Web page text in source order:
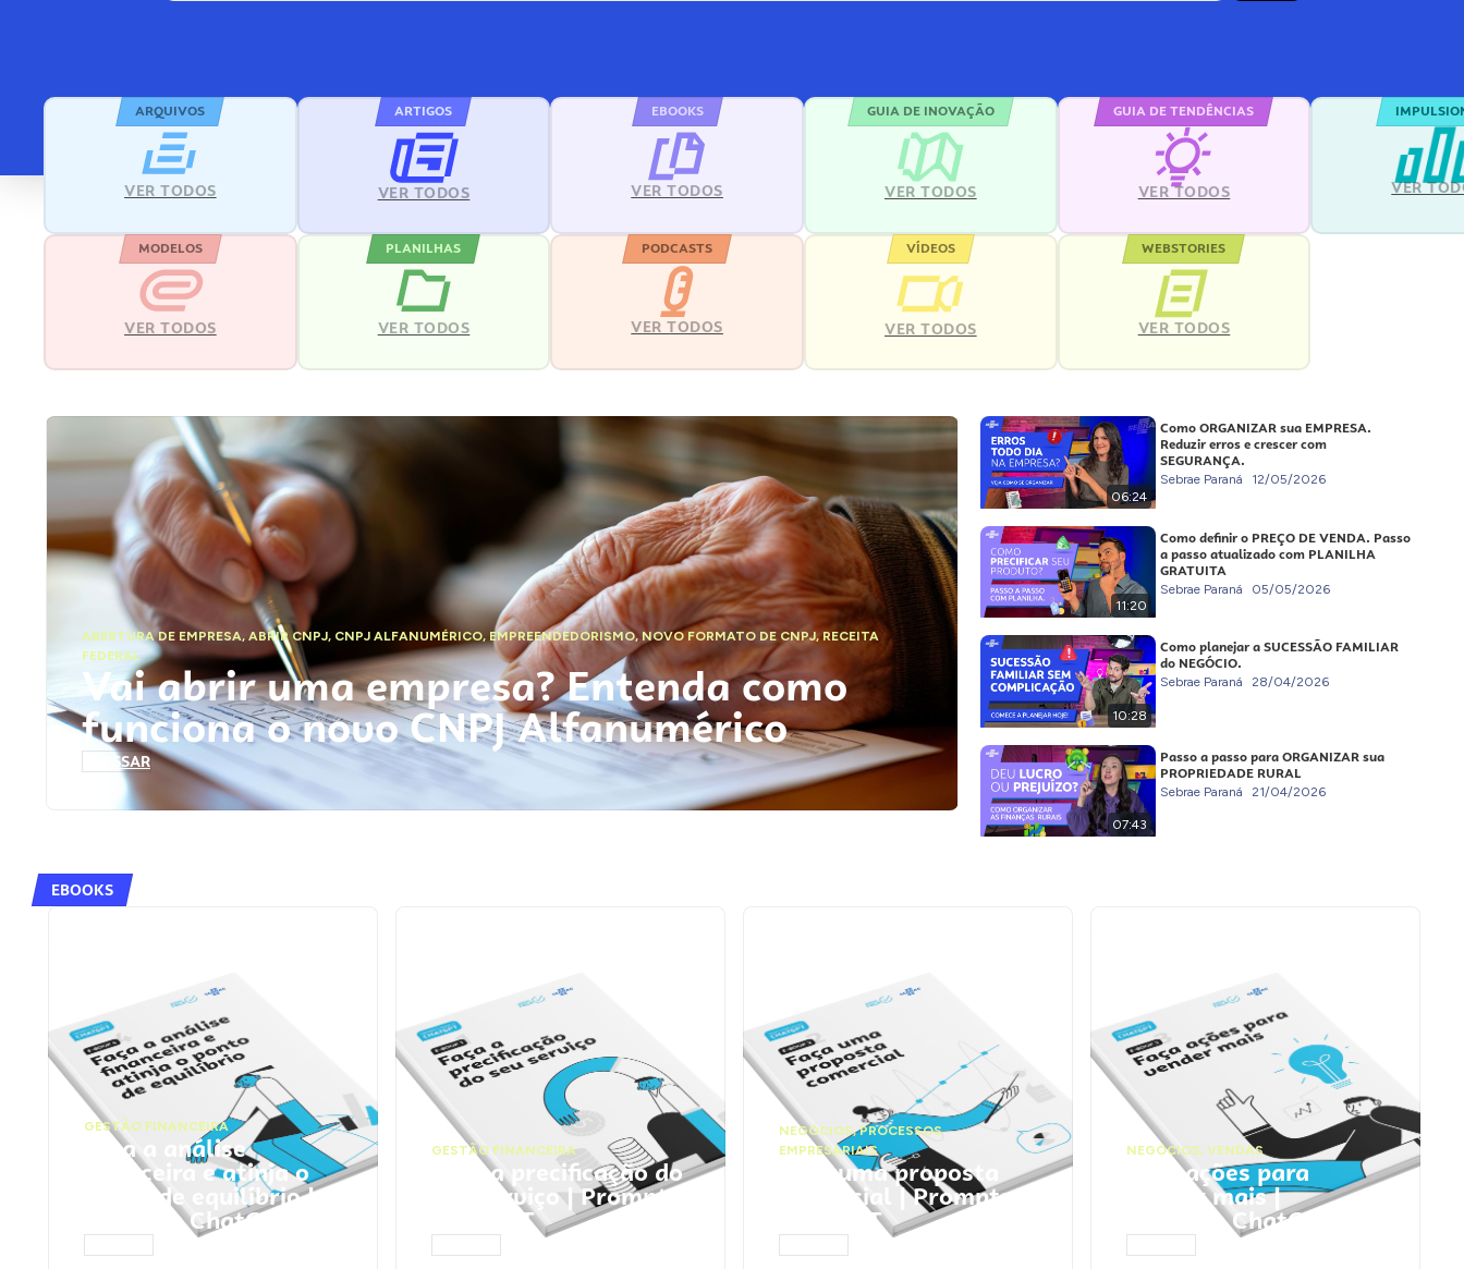
ARQUIVOS
VER TODOS
ARTIGOS
VER TODOS
EBOOKS
VER TODOS
GUIA DE INOVAÇÃO
VER TODOS
GUIA DE TENDÊNCIAS
VER TODOS VER
MODELOS
VER TODOS
PLANILHAS
VER TODOS
PODCASTS
VER TODOS
VÍDEOS
VER TODOS
WEBSTORIES
VER TODOS
ABERTURA DE EMPRESA,ABRIR CNPJ, CNPJ ALFANUMÉRICO, EMPREENDEDORISMO,NOVO FORMATO DE CNPJ,RECEITA
FEDERAL
Vai abrir uma empresa? Entenda como
funciona o novo CNPJ Alfanumérico
ACESSAR
06:24
Como ORGANIZAR sua EMPRESA.
Reduzir erros e crescer com
SEGURANÇA.
Sebrae Paraná 12/05/2026
11:20
Como definir o PREÇO DE VENDA. Passo
a passo atualizado com PLANILHA
GRATUITA
Sebrae Paraná 05/05/2026
10:28
Como planejar a SUCESSÃO FAMILIAR
do NEGÓCIO.
Sebrae Paraná 28/04/2026
07:43
Passo a passo para ORGANIZAR sua
PROPRIEDADE RURAL
Sebrae Paraná 21/04/2026
EBOOKS
GESTÃO FINANCEIRA
Faça a análise
financeira e atinja o
ponto de equilíbrio |
Prompts ChatGPT
GESTÃO FINANCEIRA
Faça a precificação do
seu serviço | Prompts
ChatGPT
NEGÓCIOS,PROCESSOS
EMPRESARIAIS
Faça uma proposta
comercial | Prompts
ChatGPT
NEGÓCIOS, VENDAS
Faça ações para
vender mais |
Prompts ChatGPT